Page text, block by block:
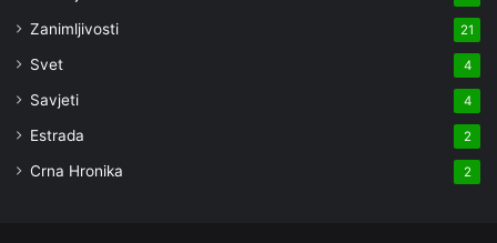
Zanimljivosti 21
Svet 4
Savjeti 4
Estrada 2
Crna Hronika 2